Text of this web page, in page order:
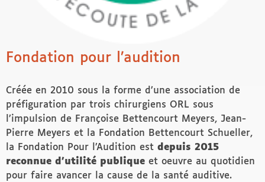
Fondation pour l’audition
Créée en 2010 sous la forme d’une association de
préfiguration par trois chirurgiens ORL sous
l’impulsion de Françoise Bettencourt Meyers, Jean-
Pierre Meyers et la Fondation Bettencourt Schueller,
la Fondation Pour l’Audition est depuis 2015
reconnue d’utilité publique et oeuvre au quotidien
pour faire avancer la cause de la santé auditive.